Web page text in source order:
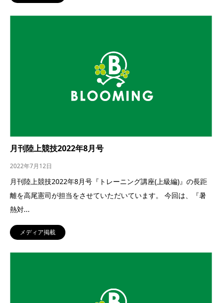
月刊陸上競技2022年8月号
2022年7月12日
月刊陸上競技2022年8月号『トレーニング講座(上級編)』の長距
離を高尾憲司が担当をさせていただいています。 今回は、『暑
熱対...
メディア掲載